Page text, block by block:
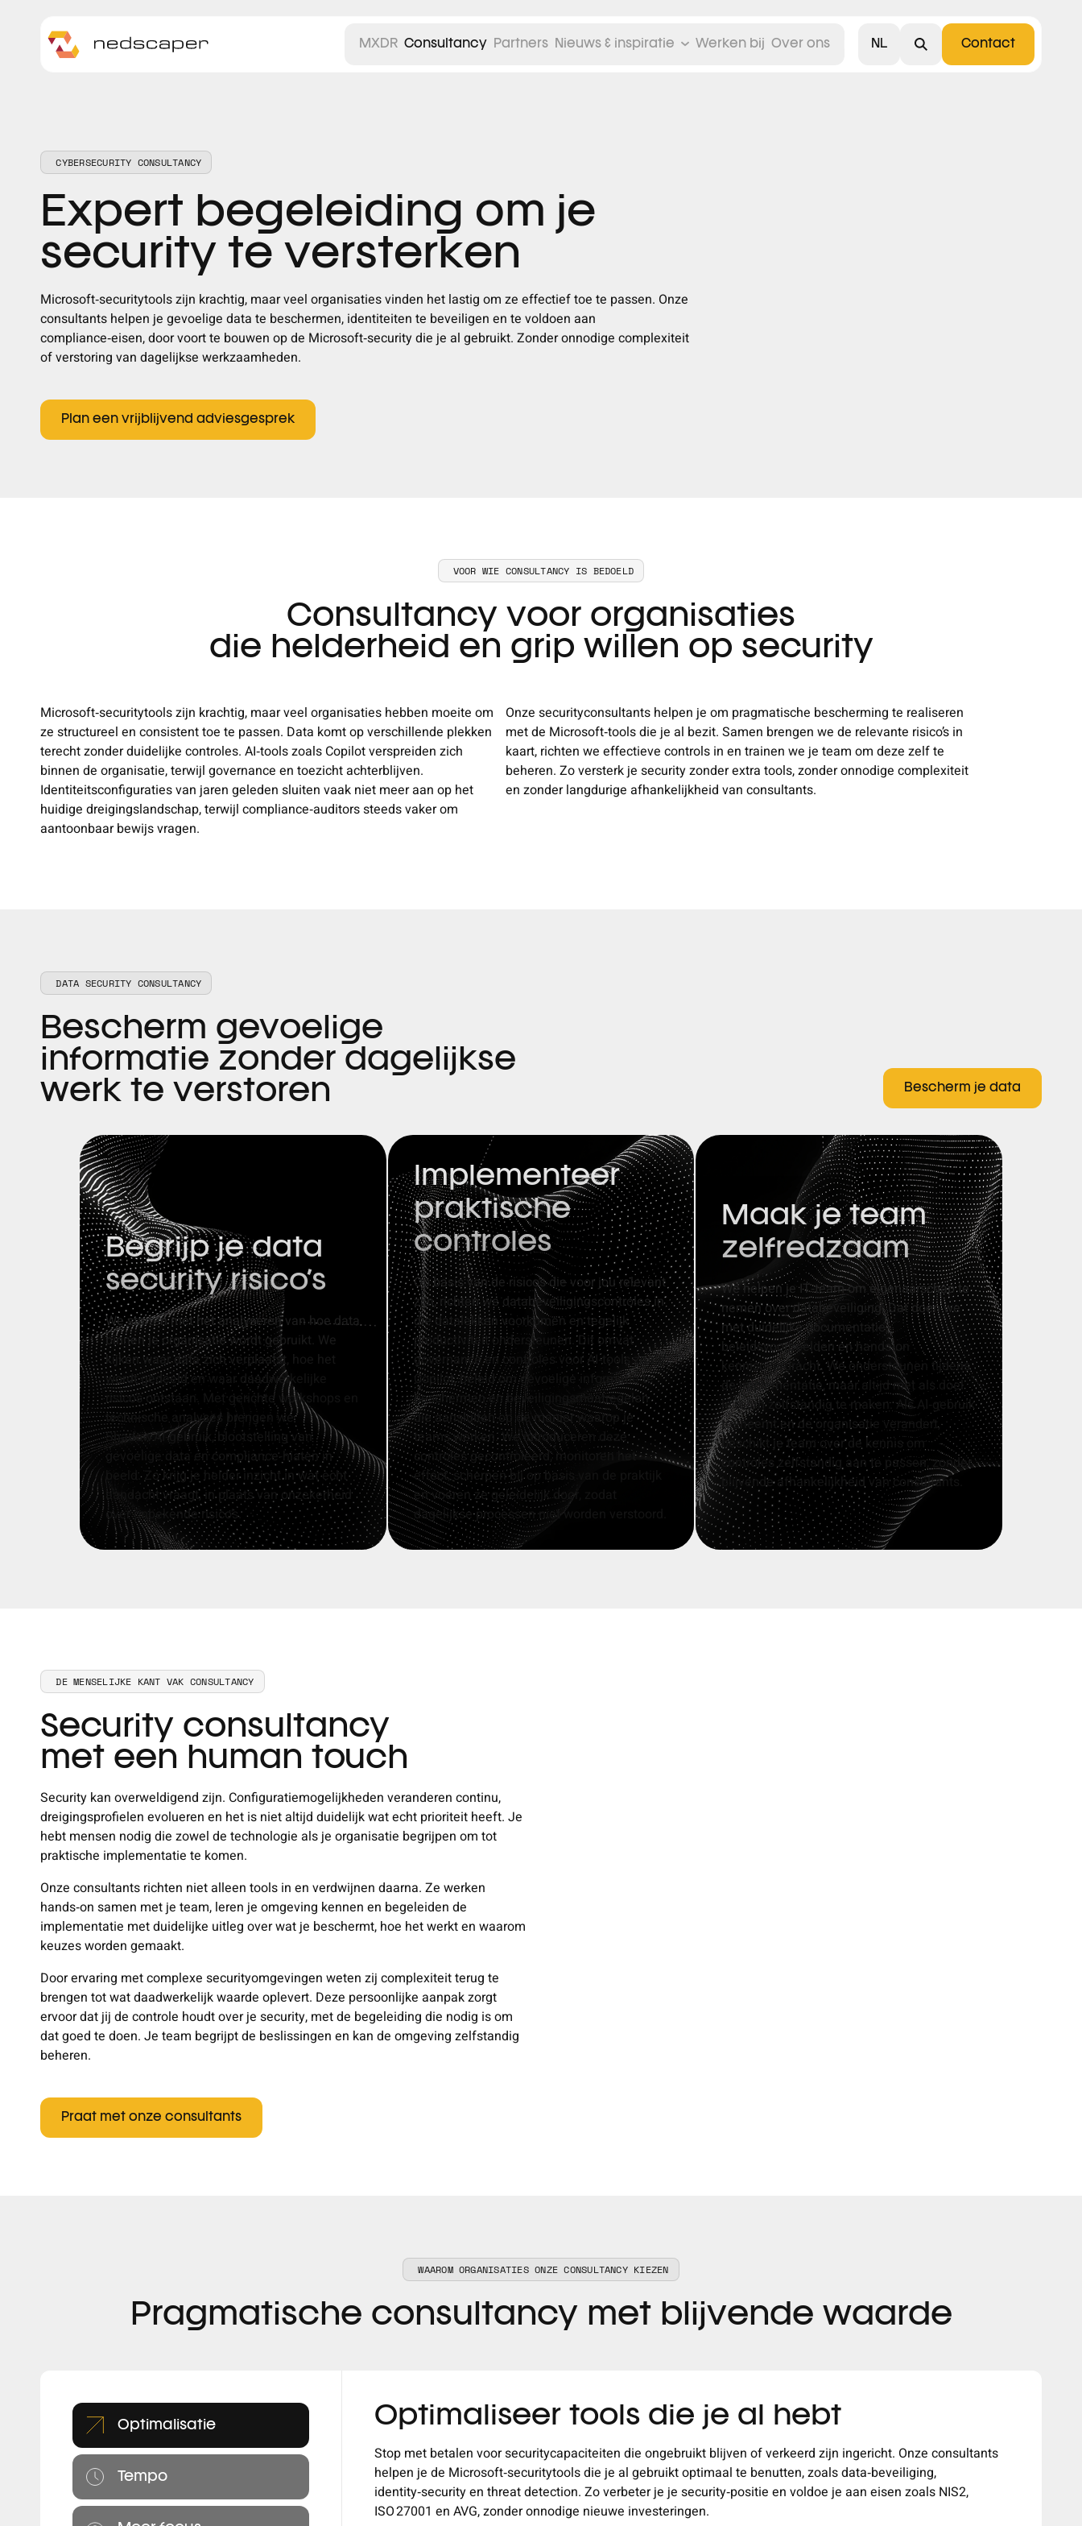
MXDR Consultancy Partners Nieuws & inspiratie Werken bij Over ons NL Contact
CYBERSECURITY CONSULTANCY
Expert begeleiding om je
security te versterken
Microsoft‑securitytools zijn krachtig, maar veel organisaties vinden het lastig om ze effectief toe te passen. Onze
consultants helpen je gevoelige data te beschermen, identiteiten te beveiligen en te voldoen aan
compliance‑eisen, door voort te bouwen op de Microsoft‑security die je al gebruikt. Zonder onnodige complexiteit
of verstoring van dagelijkse werkzaamheden.
Plan een vrijblijvend adviesgesprek
VOOR WIE CONSULTANCY IS BEDOELD
Consultancy voor organisaties
die helderheid en grip willen op security
Microsoft‑securitytools zijn krachtig, maar veel organisaties hebben moeite om
ze structureel en consistent toe te passen. Data komt op verschillende plekken
terecht zonder duidelijke controles. AI‑tools zoals Copilot verspreiden zich
binnen de organisatie, terwijl governance en toezicht achterblijven.
Identiteitsconfiguraties van jaren geleden sluiten vaak niet meer aan op het
huidige dreigingslandschap, terwijl compliance‑auditors steeds vaker om
aantoonbaar bewijs vragen.
Onze securityconsultants helpen je om pragmatische bescherming te realiseren
met de Microsoft‑tools die je al bezit. Samen brengen we de relevante risico’s in
kaart, richten we effectieve controls in en trainen we je team om deze zelf te
beheren. Zo versterk je security zonder extra tools, zonder onnodige complexiteit
en zonder langdurige afhankelijkheid van consultants.
DATA SECURITY CONSULTANCY
Bescherm gevoelige
informatie zonder dagelijkse
werk te verstoren
Bescherm je data
Begrijp je data
security risico’s
We starten met het analyseren van hoe data
binnen je organisatie wordt gebruikt. We
kijken waar data zich verplaatst, hoe het
wordt gedeeld en waar daadwerkelijke
risico’s ontstaan. Met gerichte workshops en
technische analyses brengen we
ShadowAI‑gebruik, blootstelling van
gevoelige data en compliance‑ hiaten in
beeld. Zo krijg je helder inzicht in wat echt
aandacht vraagt, in plaats van onzekerheid
over onbekende risico’s.
Implementeer
praktische
controles
Op basis van de risico’s die voor jou relevant
zijn, richten we databeveiligingscontroles in
die datalekken voorkomen en tegelijk
productiviteit ondersteunen. Dit omvat
governance en controles voor AI ‑tools zoals
Copilot, beleid om gevoelige informatie te
beschermen en beveiligingsmaatregelen
die aansluiten op de manier waarop je
teams werken. We introduceren deze
controles gecontroleerd, monitoren het
effect, scherpen bij op basis van de praktijk
en voeren ze geleidelijk door, zodat
dagelijkse processen niet worden verstoord.
Maak je team
zelfredzaam
We helpen je IT‑team om eigenaarschap te
nemen over databeveiliging. Dat doen we
met duidelijke documentatie,
beleidsvoorbeelden en hands‑on
kennisoverdracht. We ondersteunen tijdens
de implementatie, maar altijd met als doel
je team zelfstandig te maken. Als AI
gebruik
toeneemt en de organisatie verandert,
beschikt je team over de kennis om
controles zelfstandig aan te passen, zonder
blijvende afhankelijkheid van consultants.
DE MENSELIJKE KANT VAK CONSULTANCY
Security consultancy
met een human touch
Security kan overweldigend zijn. Configuratiemogelijkheden veranderen continu,
dreigingsprofielen evolueren en het is niet altijd duidelijk wat echt prioriteit heeft. Je
hebt mensen nodig die zowel de technologie als je organisatie begrijpen om tot
praktische implementatie te komen.
Onze consultants richten niet alleen tools in en verdwijnen daarna. Ze werken
hands‑on samen met je team, leren je omgeving kennen en begeleiden de
implementatie met duidelijke uitleg over wat je beschermt, hoe het werkt en waarom
keuzes worden gemaakt.
Door ervaring met complexe securityomgevingen weten zij complexiteit terug te
brengen tot wat daadwerkelijk waarde oplevert. Deze persoonlijke aanpak zorgt
ervoor dat jij de controle houdt over je security, met de begeleiding die nodig is om
dat goed te doen. Je team begrijpt de beslissingen en kan de omgeving zelfstandig
beheren.
Praat met onze consultants
WAAROM ORGANISATIES ONZE CONSULTANCY KIEZEN
Pragmatische consultancy met blijvende waarde
Optimalisatie
Tempo
Optimaliseer tools die je al hebt
Stop met betalen voor securitycapaciteiten die ongebruikt blijven of verkeerd zijn ingericht. Onze consultants
helpen je de Microsoft‑securitytools die je al gebruikt optimaal te benutten, zoals data‑beveiliging,
identity‑security en threat detection. Zo verbeter je je security‑positie en voldoe je aan eisen zoals NIS2,
ISO27001 en AVG, zonder onnodige nieuwe investeringen.